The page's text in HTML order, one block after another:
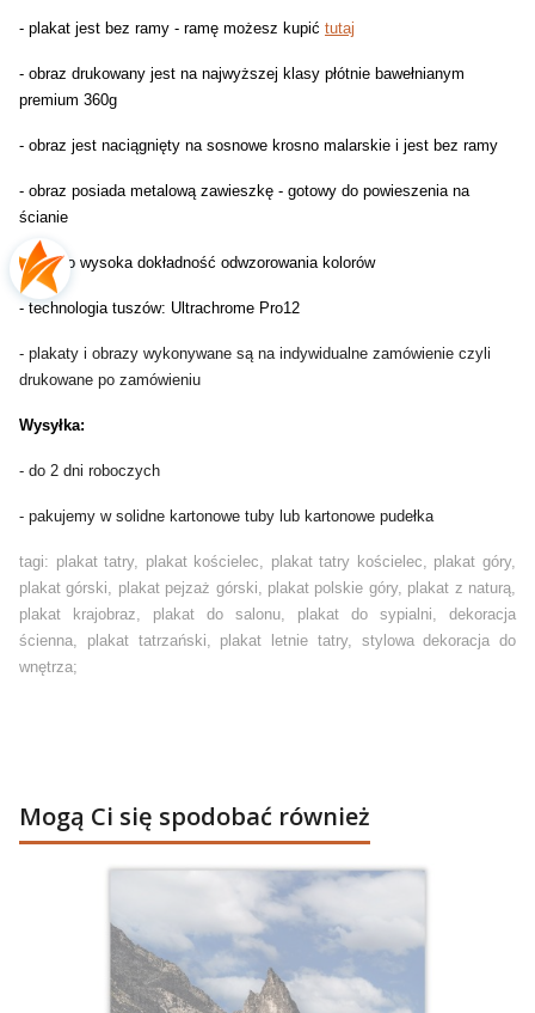
- plakat jest bez ramy - ramę możesz kupić tutaj
- obraz drukowany jest na najwyższej klasy płótnie bawełnianym
premium 360g
- obraz jest naciągnięty na sosnowe krosno malarskie i jest bez ramy
- obraz posiada metalową zawieszkę - gotowy do powieszenia na
ścianie
- bardzo wysoka dokładność odwzorowania kolorów
- technologia tuszów: Ultrachrome Pro12
- plakaty i obrazy wykonywane są na indywidualne zamówienie czyli
drukowane po zamówieniu
Wysyłka:
- do 2 dni roboczych
- pakujemy w solidne kartonowe tuby lub kartonowe pudełka
tagi: plakat tatry, plakat kościelec, plakat tatry kościelec, plakat góry,
plakat górski, plakat pejzaż górski, plakat polskie góry, plakat z naturą,
plakat krajobraz, plakat do salonu, plakat do sypialni, dekoracja
ścienna, plakat tatrzański, plakat letnie tatry, stylowa dekoracja do
wnętrza;
Mogą Ci się spodobać również